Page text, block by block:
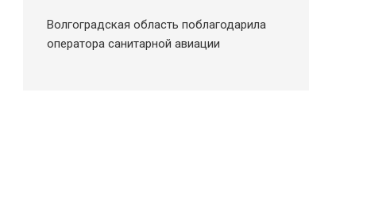
Волгоградская область поблагодарила
оператора санитарной авиации